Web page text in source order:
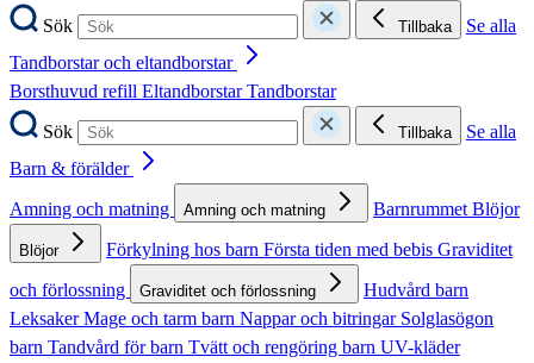
Sök
Tillbaka
Se alla
Tandborstar och eltandborstar
Borsthuvud refill EltandborstarTandborstar
Sök
Tillbaka
Se alla
Barn & förälder
Amning och matning
Amning och matning BarnrummetBlöjor
Blöjor Förkylning hos barn Första tiden med bebis Graviditet
och förlossning
Graviditet och förlossning
Hudvård barn
LeksakerMage och tarm barn Nappar och bitringar Solglasögon
barn Tandvård för barn Tvätt och rengöring barn UV-kläder